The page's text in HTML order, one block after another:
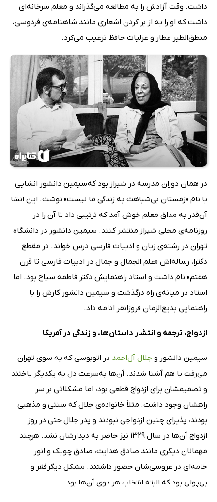
داشت. وقت آزادش را به مطالعه می‌گذراند و معلم سرخانه‌ای
داشت که او را به از بر کردن اشعاری مانند شاهنامه‌ی فردوسی،
منطق‌الطیر عطار و غزلیات حافظ ترغیب می‌‌کرد.
در همان دوران مدرسه در شیراز بود که سیمین دانشور انشایی
با نام «زمستان بی‌شباهت به زندگی ما نیست» نوشت. این انشا
آن‌قدر به مذاق معلم خوش آمد که ترتیبی داد تا آن را در
روزنامه‌ی محلی شیراز منتشر کنند. سیمین دانشور در دانشگاه
تهران در رشته‌ی زبان و ادبیات فارسی درس خواند. در مقطع
دکترا، رساله‌اش «علم الجمال و جمال در ادبیات فارسی تا قرن
هفتم» نام داشت و استاد راهنمایش دکتر فاطمه سیاح بود. اما
استاد در میانه‌ی راه درگذشت و سیمین دانشور کارش را با
راهنمایی بدیع‌الزمان فروزانفر ادامه داد.
ازدواج، ترجمه و انتشار داستان‌ها، و زندگی در آمریکا
سیمین دانشور و جلال آل‌احمد در اتوبوسی که به سوی تهران
می‌رفت با هم آشنا شدند. آن‌ها به‌سرعت دل به یکدیگر باختند
و تصمیمشان برای ازدواج قطعی بود، اما مشکلاتی بر سر
راهشان وجود داشت. مثلاً خانواده‌ی جلال که سنتی و مذهبی
بودند، پذیرای چنین ازدواجی نبودند و پدر جلال حتی در روز
ازدواج آن‌ها در سال 1329 نیز حاضر به دیدارشان نشد. هرچند
مهمانان دیگری مانند صادق هدایت، صادق چوبک و انور
خامه‌ای در عروسی‌شان حضور داشتند. مشکل دیگر فقر و
بی‌پولی بود که البته انتخاب هر دوی آن‌ها بود.